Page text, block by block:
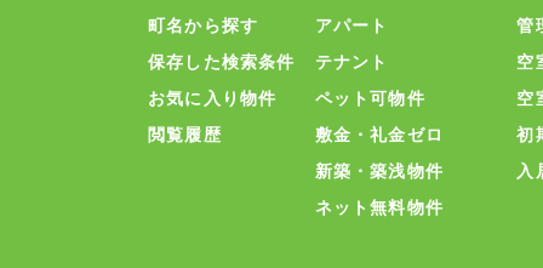
町名から探す
保存した検索条件
お気に入り物件
閲覧履歴
アパート
テナント
ペット可物件
敷金・礼金ゼロ
新築・築浅物件
ネット無料物件
管
空
空
初
入